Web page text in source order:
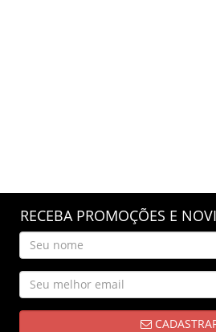
RECEBA PROMOÇÕES E